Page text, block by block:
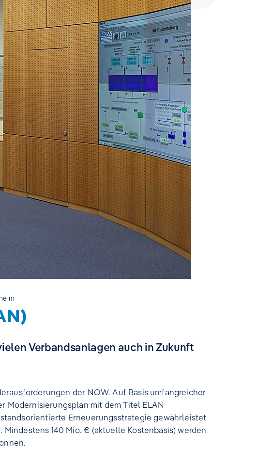
Verbandsanlagen auch in Zukunft
der NOW. Auf Basis umfangreicher
Modernisierungsplan mit dem Titel ELAN
Erneuerungsstrategie gewährleistet
140 Mio. € (aktuelle Kostenbasis) werden